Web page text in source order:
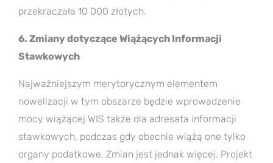
przekraczała 10 000 złotych.
6. Zmiany dotyczące Wiążących Informacji
Stawkowych
Najważniejszym merytorycznym elementem
nowelizacji w tym obszarze będzie wprowadzenie
mocy wiążącej WIS także dla adresata informacji
stawkowych, podczas gdy obecnie wiążą one tylko
organy podatkowe. Zmian jest jednak więcej. Projekt